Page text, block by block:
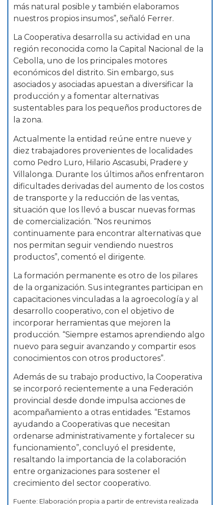
más natural posible y también elaboramos
nuestros propios insumos”, señaló Ferrer.
La Cooperativa desarrolla su actividad en una
región reconocida como la Capital Nacional de la
Cebolla, uno de los principales motores
económicos del distrito. Sin embargo, sus
asociados y asociadas apuestan a diversificar la
producción y a fomentar alternativas
sustentables para los pequeños productores de
la zona.
Actualmente la entidad reúne entre nueve y
diez trabajadores provenientes de localidades
como Pedro Luro, Hilario Ascasubi, Pradere y
Villalonga. Durante los últimos años enfrentaron
dificultades derivadas del aumento de los costos
de transporte y la reducción de las ventas,
situación que los llevó a buscar nuevas formas
de comercialización. “Nos reunimos
continuamente para encontrar alternativas que
nos permitan seguir vendiendo nuestros
productos”, comentó el dirigente.
La formación permanente es otro de los pilares
de la organización. Sus integrantes participan en
capacitaciones vinculadas a la agroecología y al
desarrollo cooperativo, con el objetivo de
incorporar herramientas que mejoren la
producción. “Siempre estamos aprendiendo algo
nuevo para seguir avanzando y compartir esos
conocimientos con otros productores”.
Además de su trabajo productivo, la Cooperativa
se incorporó recientemente a una Federación
provincial desde donde impulsa acciones de
acompañamiento a otras entidades. “Estamos
ayudando a Cooperativas que necesitan
ordenarse administrativamente y fortalecer su
funcionamiento”, concluyó el presidente,
resaltando la importancia de la colaboración
entre organizaciones para sostener el
crecimiento del sector cooperativo.
Fuente: Elaboración propia a partir de entrevista realizada